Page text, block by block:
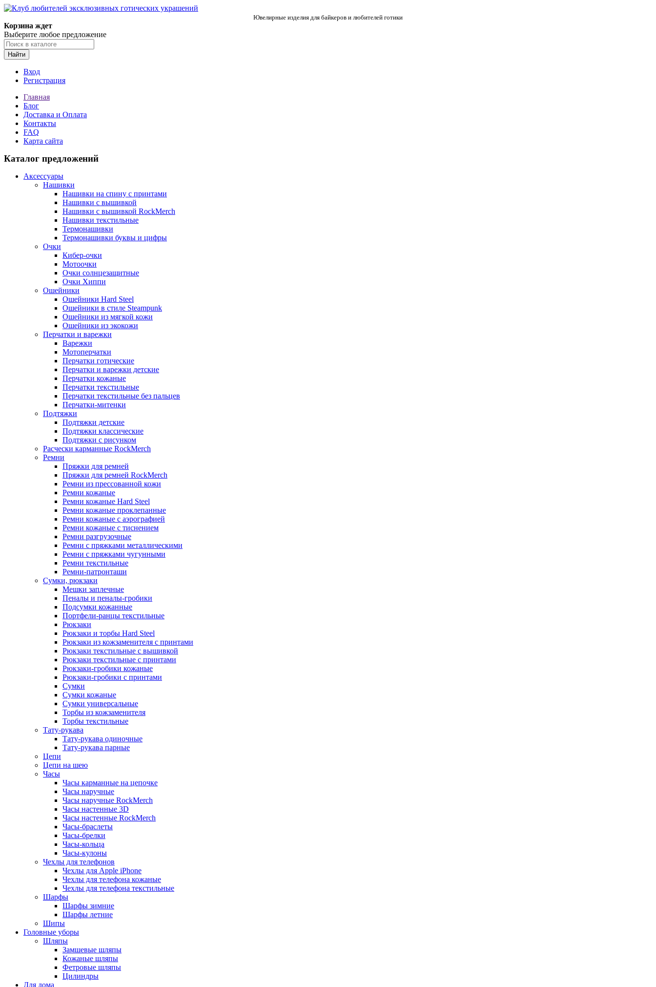
Ювелирные изделия для байкеров и любителей готики
Корзина ждет
Выберите любое предложение
Найти
Вход
Регистрация
Главная
Блог
Доставка и Оплата
Контакты
FAQ
Карта сайта
Каталог предложений
Аксессуары
Нашивки
Нашивки на спину с принтами
Нашивки с вышивкой
Нашивки с вышивкой RockMerch
Нашивки текстильные
Термонашивки
Термонашивки буквы и цифры
Очки
Кибер-очки
Мотоочки
Очки солнцезащитные
Очки Хиппи
Ошейники
Ошейники Hard Steel
Ошейники в стиле Steampunk
Ошейники из мягкой кожи
Ошейники из экокожи
Перчатки и варежки
Варежки
Мотоперчатки
Перчатки готические
Перчатки и варежки детские
Перчатки кожаные
Перчатки текстильные
Перчатки текстильные без пальцев
Перчатки-митенки
Подтяжки
Подтяжки детские
Подтяжки классические
Подтяжки с рисунком
Расчески карманные RockMerch
Ремни
Пряжки для ремней
Пряжки для ремней RockMerch
Ремни из прессованной кожи
Ремни кожаные
Ремни кожаные Hard Steel
Ремни кожаные проклепанные
Ремни кожаные с аэрографией
Ремни кожаные с тиснением
Ремни разгрузочные
Ремни с пряжками металлическими
Ремни с пряжками чугунными
Ремни текстильные
Ремни-патронташи
Сумки, рюкзаки
Мешки заплечные
Пеналы и пеналы-гробики
Подсумки кожанные
Портфели-ранцы текстильные
Рюкзаки
Рюкзаки и торбы Hard Steel
Рюкзаки из кожзаменителя с принтами
Рюкзаки текстильные с вышивкой
Рюкзаки текстильные с принтами
Рюкзаки-гробики кожаные
Рюкзаки-гробики с принтами
Сумки
Сумки кожаные
Сумки универсальные
Торбы из кожзаменителя
Торбы текстильные
Тату-рукава
Тату-рукава одиночные
Тату-рукава парные
Цепи
Цепи на шею
Часы
Часы карманные на цепочке
Часы наручные
Часы наручные RockMerch
Часы настенные 3D
Часы настенные RockMerch
Часы-браслеты
Часы-брелки
Часы-кольца
Часы-кулоны
Чехлы для телефонов
Чехлы для Apple iPhone
Чехлы для телефона кожаные
Чехлы для телефона текстильные
Шарфы
Шарфы зимние
Шарфы летние
Шипы
Головные уборы
Шляпы
Замшевые шляпы
Кожаные шляпы
Фетровые шляпы
Цилиндры
Для дома